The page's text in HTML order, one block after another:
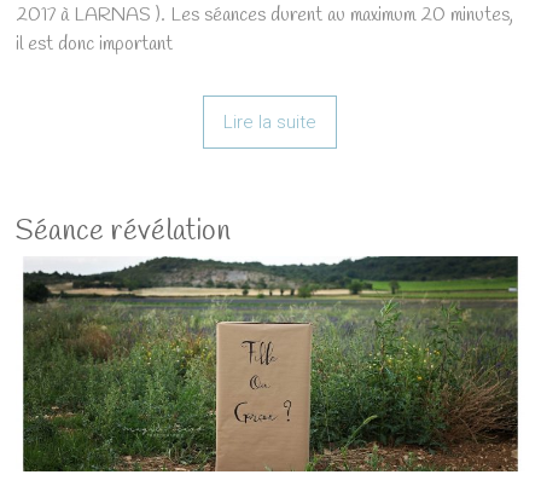
2017 à LARNAS ). Les séances durent au maximum 20 minutes,
il est donc important
Lire la suite
Séance révélation